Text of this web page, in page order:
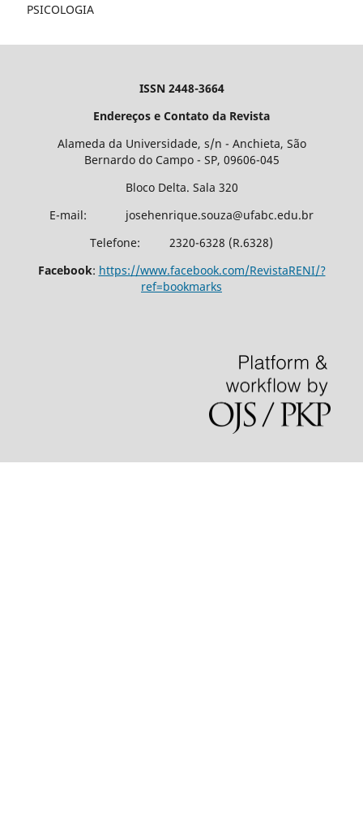
PSICOLOGIA
ISSN 2448-3664
Endereços e Contato da Revista
Alameda da Universidade, s/n - Anchieta, São
Bernardo do Campo - SP, 09606-045
Bloco Delta. Sala 320
E-mail: josehenrique.souza@ufabc.edu.br
Telefone: 2320-6328 (R.6328)
Facebook: https://www.facebook.com/RevistaRENI/?
ref=bookmarks